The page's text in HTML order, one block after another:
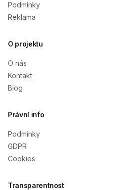
Podmínky
Reklama
O projektu
O nás
Kontakt
Blog
Právní info
Podmínky
GDPR
Cookies
Transparentnost